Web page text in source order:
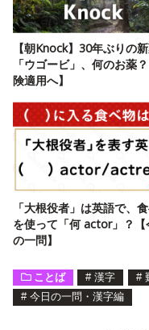
【朝Knock】30年ぶりの
「ウゴービ」、何のお薬
険適用へ】
「大根役者」は英語で、
を使って「何 actor」？【
の一問】
ことば # 漢字 #
# 今日の一問・漢字編